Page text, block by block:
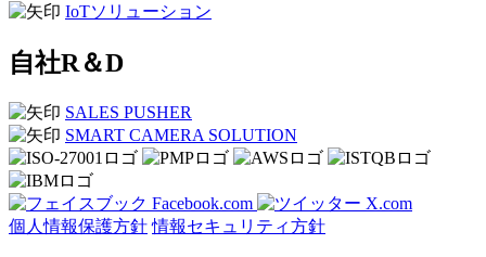
IoTソリューション
自社R＆D
SALES PUSHER
SMART CAMERA SOLUTION
Facebook.com
X.com
個人情報保護方針 情報セキュリティ方針